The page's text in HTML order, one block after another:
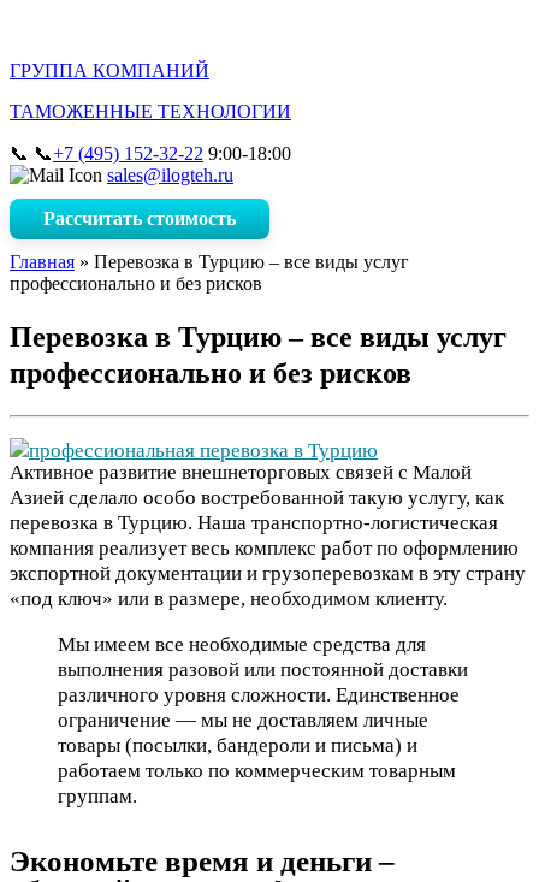
ГРУППА КОМПАНИЙ
ТАМОЖЕННЫЕ ТЕХНОЛОГИИ
📞+7 (495) 152-32-22 9:00-18:00
sales@ilogteh.ru
Рассчитать стоимость
Главная » Перевозка в Турцию – все виды услуг
профессионально и без рисков
Перевозка в Турцию – все виды услуг
профессионально и без рисков
Активное развитие внешнеторговых связей с Малой
Азией сделало особо востребованной такую услугу, как
перевозка в Турцию. Наша транспортно-логистическая
компания реализует весь комплекс работ по оформлению
экспортной документации и грузоперевозкам в эту страну
«под ключ» или в размере, необходимом клиенту.
Мы имеем все необходимые средства для
выполнения разовой или постоянной доставки
различного уровня сложности. Единственное
ограничение — мы не доставляем личные
товары (посылки, бандероли и письма) и
работаем только по коммерческим товарным
группам.
Экономьте время и деньги –